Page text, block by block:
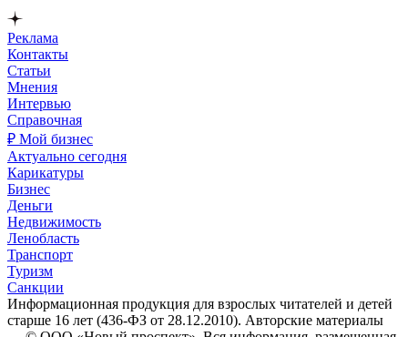
Реклама
Контакты
Статьи
Мнения
Интервью
Справочная
₽ Мой бизнес
Актуально сегодня
Карикатуры
Бизнес
Деньги
Недвижимость
Ленобласть
Транспорт
Туризм
Санкции
Информационная продукция для взрослых читателей и детей
старше 16 лет (436-ФЗ от 28.12.2010). Авторские материалы